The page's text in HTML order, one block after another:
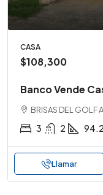
CASA
$108,300
Banco Vende
BRISAS DEL
3 2
Llamar